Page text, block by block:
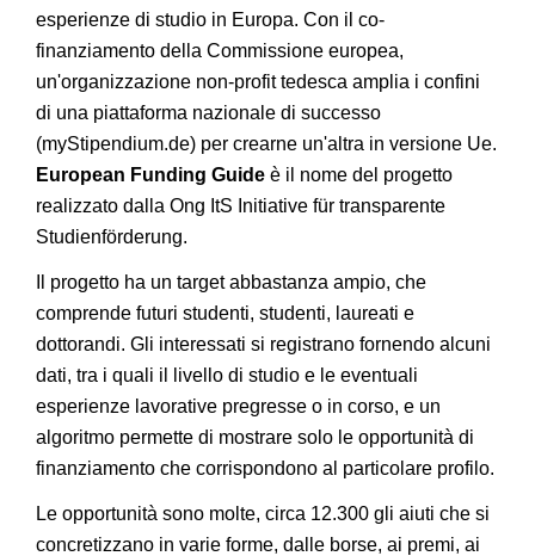
esperienze di studio in Europa. Con il co-
finanziamento della Commissione europea,
un'organizzazione non-profit tedesca amplia i confini
di una piattaforma nazionale di successo
(myStipendium.de) per crearne un'altra in versione Ue.
European Funding Guide è il nome del progetto
realizzato dalla Ong ItS Initiative für transparente
Studienförderung.
Il progetto ha un target abbastanza ampio, che
comprende futuri studenti, studenti, laureati e
dottorandi. Gli interessati si registrano fornendo alcuni
dati, tra i quali il livello di studio e le eventuali
esperienze lavorative pregresse o in corso, e un
algoritmo permette di mostrare solo le opportunità di
finanziamento che corrispondono al particolare profilo.
Le opportunità sono molte, circa 12.300 gli aiuti che si
concretizzano in varie forme, dalle borse, ai premi, ai